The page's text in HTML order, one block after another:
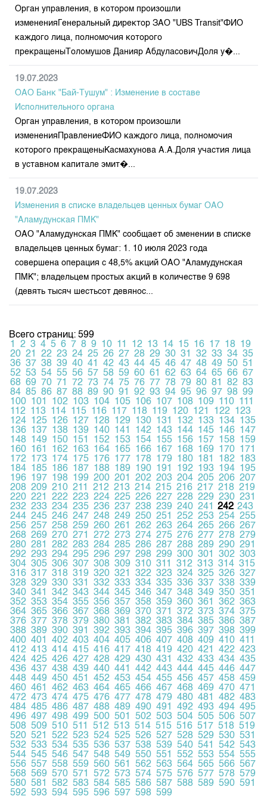
Орган управления, в котором произошли
измененияГенеральный директор ЗАО "UBS Transit"ФИО
каждого лица, полномочия которого
прекращеныТоломушов Данияр АбдуласовичДоля у�...
19.07.2023
ОАО Банк "Бай-Тушум" : Изменение в составе
Исполнительного органа
Орган управления, в котором произошли
измененияПравлениеФИО каждого лица, полномочия
которого прекращеныКасмахунова А.А.Доля участия лица
в уставном капитале эмит�...
19.07.2023
Изменения в списке владельцев ценных бумаг ОАО
"Аламудунская ПМК"
ОАО "Аламудунская ПМК" сообщает об зменении в списке
владельцев ценных бумаг: 1. 10 июля 2023 года
совершена операция с 48,5% акций ОАО "Аламудунская
ПМК"; владельцем простых акций в количестве 9 698
(девять тысяч шестьсот девянос...
Всего страниц: 599
1
2 3 4 5 6 7 8 9 10 11 12 13 14 15 16 17 18 19
20 21 22 23 24 25 26 27 28 29 30 31 32 33 34 35
36 37 38 39 40 41 42 43 44 45 46 47 48 49 50 51
52 53 54 55 56 57 58 59 60 61 62 63 64 65 66 67
68 69 70 71 72 73 74 75 76 77 78 79 80 81 82 83
84 85 86 87 88 89 90 91 92 93 94 95 96 97 98 99
100 101 102 103 104 105 106 107 108 109 110 111
112 113 114 115 116 117 118 119 120 121 122 123
124 125 126 127 128 129 130 131 132 133 134 135
136 137 138 139 140 141 142 143 144 145 146 147
148 149 150 151 152 153 154 155 156 157 158 159
160 161 162 163 164 165 166 167 168 169 170 171
172 173 174 175 176 177 178 179 180 181 182 183
184 185 186 187 188 189 190 191 192 193 194 195
196 197 198 199 200 201 202 203 204 205 206 207
208 209 210 211 212 213 214 215 216 217 218 219
220 221 222 223 224 225 226 227 228 229 230 231
232 233 234 235 236 237 238 239 240 241 242 243
244 245 246 247 248 249 250 251 252 253 254 255
256 257 258 259 260 261 262 263 264 265 266 267
268 269 270 271 272 273 274 275 276 277 278 279
280 281 282 283 284 285 286 287 288 289 290 291
292 293 294 295 296 297 298 299 300 301 302 303
304 305 306 307 308 309 310 311 312 313 314 315
316 317 318 319 320 321 322 323 324 325 326 327
328 329 330 331 332 333 334 335 336 337 338 339
340 341 342 343 344 345 346 347 348 349 350 351
352 353 354 355 356 357 358 359 360 361 362 363
364 365 366 367 368 369 370 371 372 373 374 375
376 377 378 379 380 381 382 383 384 385 386 387
388 389 390 391 392 393 394 395 396 397 398 399
400 401 402 403 404 405 406 407 408 409 410 411
412 413 414 415 416 417 418 419 420 421 422 423
424 425 426 427 428 429 430 431 432 433 434 435
436 437 438 439 440 441 442 443 444 445 446 447
448 449 450 451 452 453 454 455 456 457 458 459
460 461 462 463 464 465 466 467 468 469 470 471
472 473 474 475 476 477 478 479 480 481 482 483
484 485 486 487 488 489 490 491 492 493 494 495
496 497 498 499 500 501 502 503 504 505 506 507
508 509 510 511 512 513 514 515 516 517 518 519
520 521 522 523 524 525 526 527 528 529 530 531
532 533 534 535 536 537 538 539 540 541 542 543
544 545 546 547 548 549 550 551 552 553 554 555
556 557 558 559 560 561 562 563 564 565 566 567
568 569 570 571 572 573 574 575 576 577 578 579
580 581 582 583 584 585 586 587 588 589 590 591
592 593 594 595 596 597 598 599